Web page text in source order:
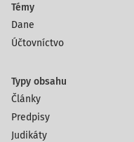
Témy
Dane
Účtovníctvo
Typy obsahu
Články
Predpisy
Judikáty